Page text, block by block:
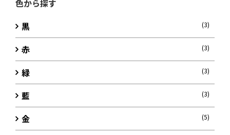
色から探す
黒
(3)
赤 (3)
緑 (3)
藍 (3)
金 (5)